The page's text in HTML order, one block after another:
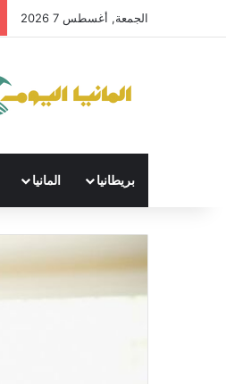
الجمعة, أغسطس 7 2026
بريطانيا المانيا